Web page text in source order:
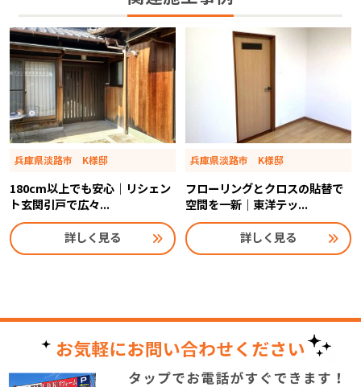
兵庫県淡路市 K様邸
180cm以上でも安心｜リシェン
ト玄関引戸で広々...
詳しく見る
兵庫県淡路市 K様邸
フローリングとクロスの貼替で
空間を一新｜東洋テッ...
詳しく見る